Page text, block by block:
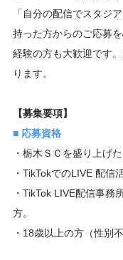
「自分の配信でスタジ
持った方からのご応募
経験の方も大歓迎です
ります。
【募集要項】
■ 応募資格
・栃木ＳＣを盛り上げ
・TikTokでのLIVE 配信
・TikTok LIVE配信事務
方。
・18歳以上の方（性別不